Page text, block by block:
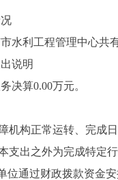
利工程管理中心共
说明
算0.00万元。
构正常运转、完成日
出之外为完成特定行
通过财政拨款资金安